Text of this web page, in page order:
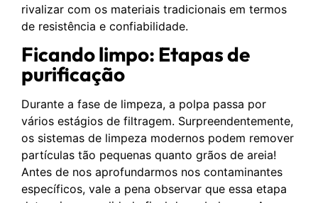
rivalizar com os materiais tradicionais em termos
de resistência e confiabilidade.
Ficando limpo: Etapas de
purificação
Durante a fase de limpeza, a polpa passa por
vários estágios de filtragem. Surpreendentemente,
os sistemas de limpeza modernos podem remover
partículas tão pequenas quanto grãos de areia!
Antes de nos aprofundarmos nos contaminantes
específicos, vale a pena observar que essa etapa